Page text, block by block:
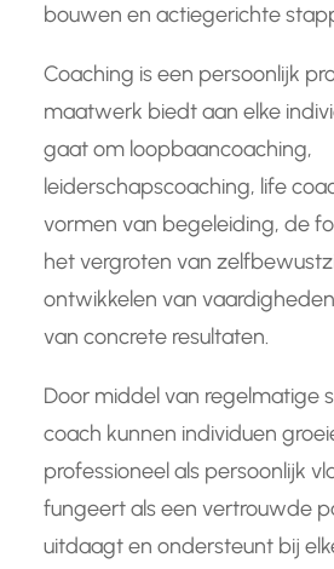
bouwen en actiegerichte
Coaching is een persoonlijk
maatwerk biedt aan elke
gaat om loopbaancoaching,
leiderschapscoaching, life
vormen van begeleiding, de
het vergroten van
ontwikkelen van
van concrete resultaten.
Door middel van regelmatige
coach kunnen individuen
professioneel als persoonlijk
fungeert als een vertrouwde
uitdaagt en ondersteunt bij